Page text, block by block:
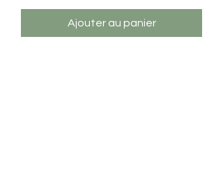
Ajouter au panier